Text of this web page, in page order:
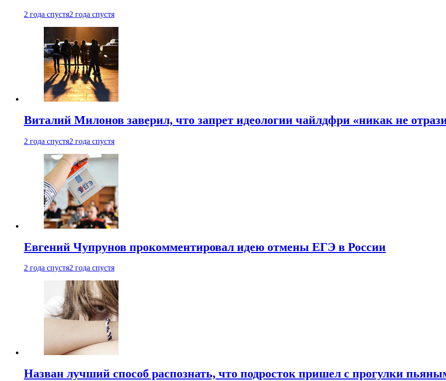
2 года спустя2 года спустя
Виталий Милонов заверил, что запрет идеологии чайлдфри «никак не
2 года спустя2 года спустя
Евгений Чупрунов прокомментировал идею отмены ЕГЭ в России
2 года спустя2 года спустя
Назван лучший способ распознать, что подросток пришел с прогулки